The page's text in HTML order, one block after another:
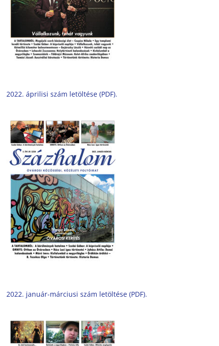
2022. áprilisi szám letöltése (PDF).
2022. január-márciusi szám letöltése (PDF).